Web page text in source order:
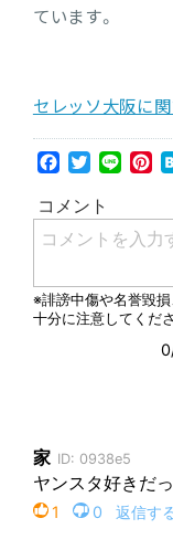
ています。
セレッソ大阪に